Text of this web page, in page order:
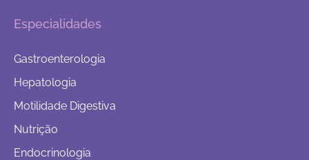
Especialidades
Gastroenterologia
Hepatologia
Motilidade Digestiva
Nutrição
Endocrinologia